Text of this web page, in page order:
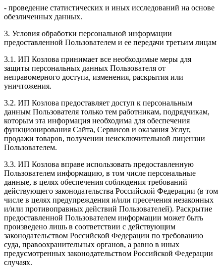
- проведение статистических и иных исследований на основе
обезличенных данных.
3. Условия обработки персональной информации
предоставленной Пользователем и ее передачи третьим лицам
3.1. ИП Козлова принимает все необходимые меры для
защиты персональных данных Пользователя от
неправомерного доступа, изменения, раскрытия или
уничтожения.
3.2. ИП Козлова предоставляет доступ к персональным
данным Пользователя только тем работникам, подрядчикам,
которым эта информация необходима для обеспечения
функционирования Сайта, Сервисов и оказания Услуг,
продажи товаров, получении неисключительной лицензии
Пользователем.
3.3. ИП Козлова вправе использовать предоставленную
Пользователем информацию, в том числе персональные
данные, в целях обеспечения соблюдения требований
действующего законодательства Российской Федерации (в том
числе в целях предупреждения и/или пресечения незаконных
и/или противоправных действий Пользователей). Раскрытие
предоставленной Пользователем информации может быть
произведено лишь в соответствии с действующим
законодательством Российской Федерации по требованию
суда, правоохранительных органов, а равно в иных
предусмотренных законодательством Российской Федерации
случаях.